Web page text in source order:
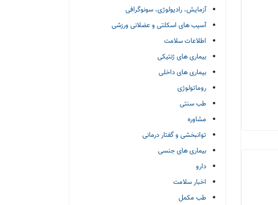
آزمایش، رادیولوژی، سونوگرافی
آسیب های اسکلتی و عضلانی ورزشی
اطلاعات سلامت
بیماری های ژنتیکی
بیماری های داخلی
روماتولوژی
طب سنتی
مشاوره
توانبخشی و گفتار درمانی
بیماری های جنسی
دارو
اخبار سلامت
طب مکمل